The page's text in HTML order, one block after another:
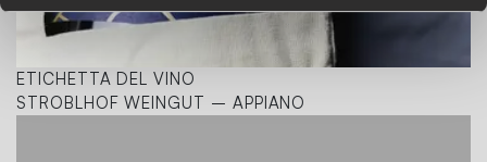
ETICHETTA DEL VINO
STROBLHOF WEINGUT – APPIANO